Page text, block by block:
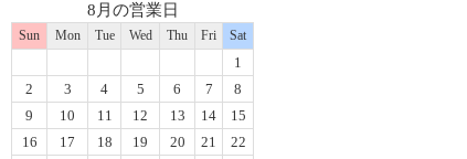
8月の営業日
Sun Mon Tue Wed Thu Fri Sat
1
2
3 4 5 6 7
8
9
10 11 12 13 14
15
16
17 18 19 20 21
22